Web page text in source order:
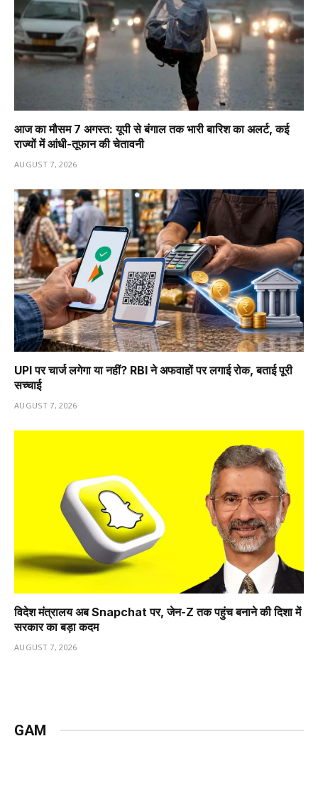
आज का मौसम 7 अगस्त: यूपी से बंगाल तक भारी बारिश का अलर्ट, कई
राज्यों में आंधी-तूफान की चेतावनी
AUGUST 7, 2026
UPI पर चार्ज लगेगा या नहीं? RBI ने अफवाहों पर लगाई रोक, बताई पूरी
सच्चाई
AUGUST 7, 2026
विदेश मंत्रालय अब Snapchat पर, जेन-Z तक पहुंच बनाने की दिशा में
सरकार का बड़ा कदम
AUGUST 7, 2026
GAM